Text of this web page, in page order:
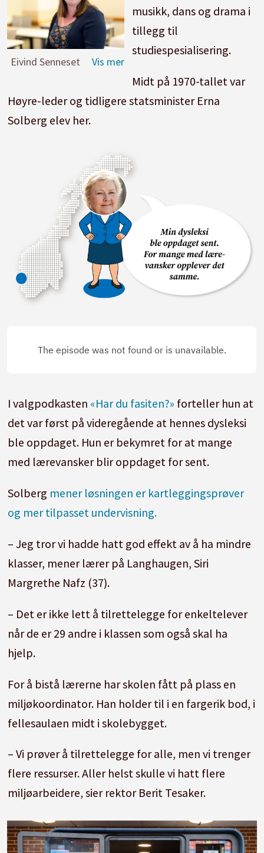
Eivind Senneset
musikk, dans og drama i
tillegg til
studiespesialisering.
Midt på 1970-tallet var
Høyre-leder og tidligere statsminister Erna
Solberg elev her.
I valgpodkasten «Har du fasiten?» forteller hun at
det var først på videregående at hennes dysleksi
ble oppdaget. Hun er bekymret for at mange
med lærevansker blir oppdaget for sent.
Solberg mener løsningen er kartleggingsprøver
og mer tilpasset undervisning.
– Jeg tror vi hadde hatt god effekt av å ha mindre
klasser, mener lærer på Langhaugen, Siri
Margrethe Nafz (37).
– Det er ikke lett å tilrettelegge for enkeltelever
når de er 29 andre i klassen som også skal ha
hjelp.
For å bistå lærerne har skolen fått på plass en
miljøkoordinator. Han holder til i en fargerik bod, i
fellesaulaen midt i skolebygget.
– Vi prøver å tilrettelegge for alle, men vi trenger
flere ressurser. Aller helst skulle vi hatt flere
miljøarbeidere, sier rektor Berit Tesaker.